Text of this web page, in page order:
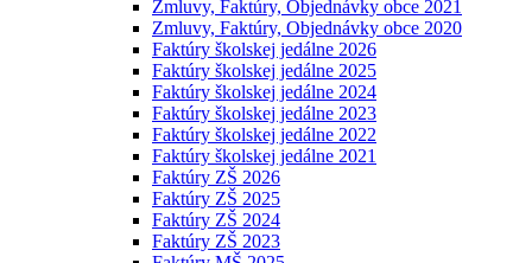
Zmluvy, Faktúry, Objednávky obce 2021
Zmluvy, Faktúry, Objednávky obce 2020
Faktúry školskej jedálne 2026
Faktúry školskej jedálne 2025
Faktúry školskej jedálne 2024
Faktúry školskej jedálne 2023
Faktúry školskej jedálne 2022
Faktúry školskej jedálne 2021
Faktúry ZŠ 2026
Faktúry ZŠ 2025
Faktúry ZŠ 2024
Faktúry ZŠ 2023